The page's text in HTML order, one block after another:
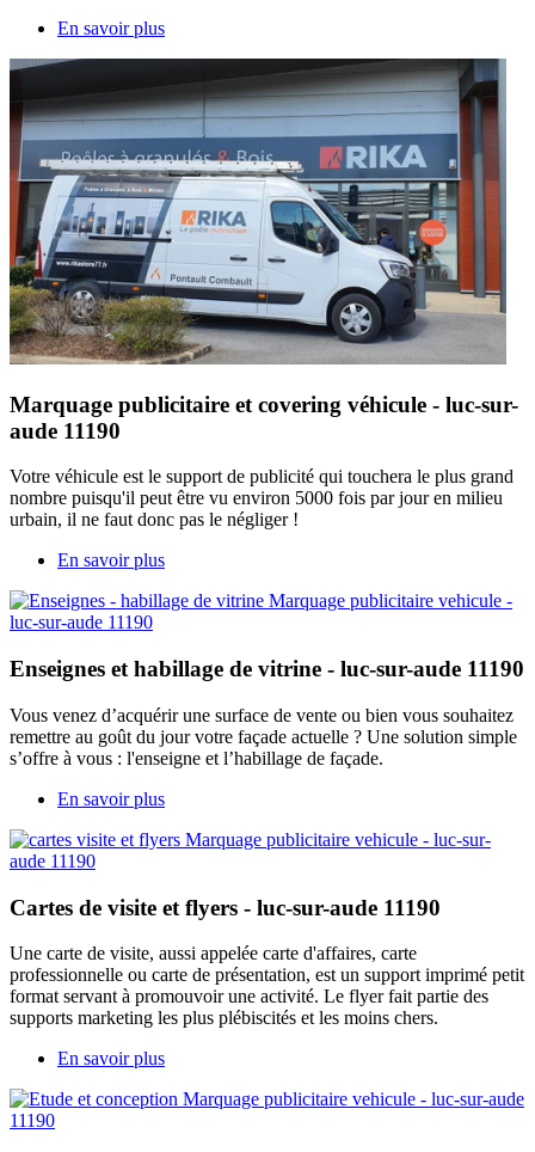
En savoir plus
Marquage publicitaire et covering véhicule - luc-sur-
aude 11190
Votre véhicule est le support de publicité qui touchera le plus grand
nombre puisqu'il peut être vu environ 5000 fois par jour en milieu
urbain, il ne faut donc pas le négliger !
En savoir plus
Enseignes et habillage de vitrine - luc-sur-aude 11190
Vous venez d’acquérir une surface de vente ou bien vous souhaitez
remettre au goût du jour votre façade actuelle ? Une solution simple
s’offre à vous : l'enseigne et l’habillage de façade.
En savoir plus
Cartes de visite et flyers - luc-sur-aude 11190
Une carte de visite, aussi appelée carte d'affaires, carte
professionnelle ou carte de présentation, est un support imprimé petit
format servant à promouvoir une activité. Le flyer fait partie des
supports marketing les plus plébiscités et les moins chers.
En savoir plus